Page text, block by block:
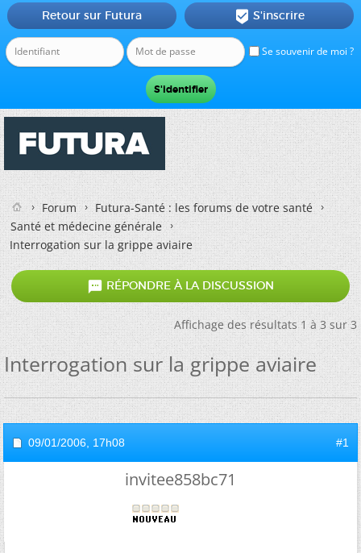
Se souvenir de moi ?
Retour sur Futura  S'inscrire
Forum
Futura-Santé : les forums de votre santé
Santé et médecine générale
Interrogation sur la grippe aviaire
 RÉPONDRE À LA DISCUSSION
Affichage des résultats 1 à 3 sur 3
Interrogation sur la grippe aviaire
09/01/2006, 17h08 #1
invitee858bc71